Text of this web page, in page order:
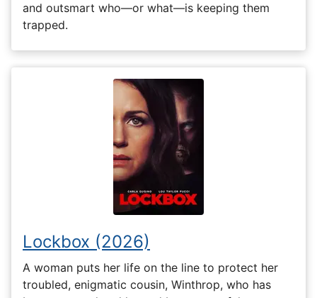
and outsmart who—or what—is keeping them
trapped.
Lockbox (2026)
A woman puts her life on the line to protect her
troubled, enigmatic cousin, Winthrop, who has